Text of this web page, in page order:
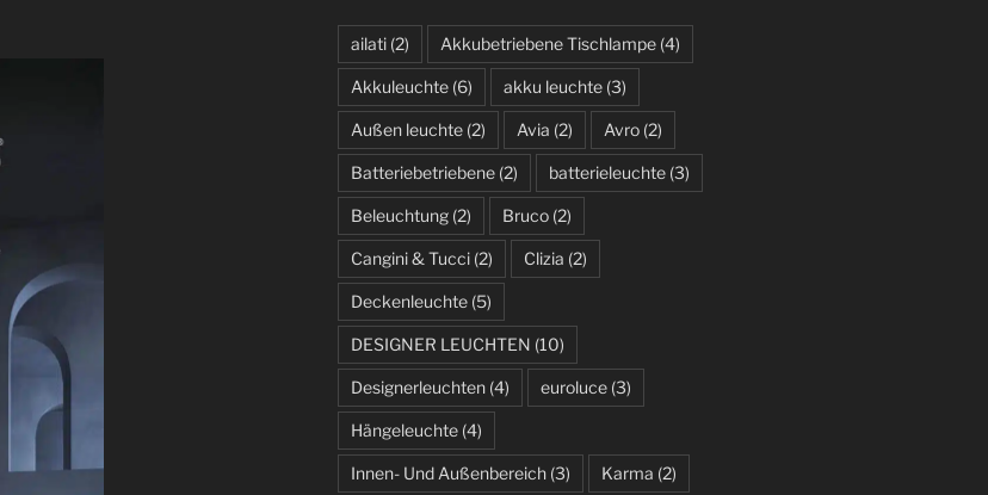
ailati(2) Akkubetriebene Tischlampe(4)
Akkuleuchte(6) akku leuchte(3)
Außen leuchte(2) Avia (2) Avro(2)
Batteriebetriebene(2) batterieleuchte(3)
Beleuchtung(2) Bruco(2)
Cangini & Tucci(2) Clizia (2)
Deckenleuchte(5)
DESIGNER LEUCHTEN (10)
Designerleuchten(4) euroluce(3)
Hängeleuchte(4)
Innen- Und Außenbereich(3) Karma (2)